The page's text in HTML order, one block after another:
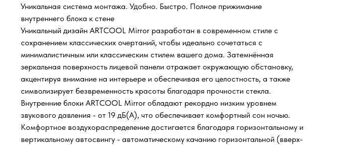
Уникальная система монтажа. Удобно. Быстро. Полное прижимание
внутреннего блока к стене
Уникальный дизайн ARTCOOL Mirror разработан в современном стиле с
сохранением классических очертаний, чтобы идеально сочетаться с
минималистичным или классическим стилем вашего дома. Затемнённая
зеркальная поверхность лицевой панели отражает окружающую обстановку,
акцентируя внимание на интерьере и обеспечивая его целостность, а также
символизирует безвременность красоты благодаря прочности стекла.
Внутренние блоки ARTCOOL Mirror обладают рекордно низким уровнем
звукового давления - от 19 дБ(А), что обеспечивает комфортный сон ночью.
Комфортное воздухораспределение достигается благодаря горизонтальному и
вертикальному автосвингу - автоматическому качанию горизонтальной (вверх-